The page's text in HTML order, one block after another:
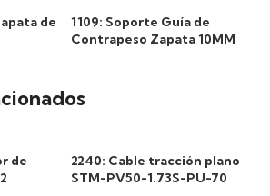
de
1109: Soporte Guía de
Contrapeso Zapata 10MM
de
2240: Cable tracción plano
STM-PV50-1.73S-PU-70